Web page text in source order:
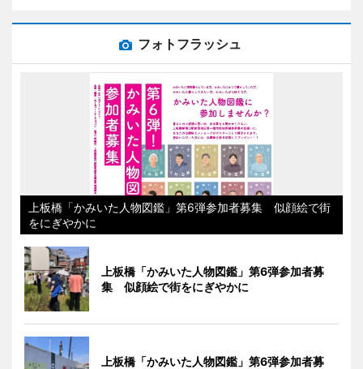
フォトフラッシュ
上板橋「かみいた人物図鑑」第6弾参加者募集 似顔絵で街
をにぎやかに
上板橋「かみいた人物図鑑」第6弾参加者募
集 似顔絵で街をにぎやかに
上板橋「かみいた人物図鑑」第6弾参加者募